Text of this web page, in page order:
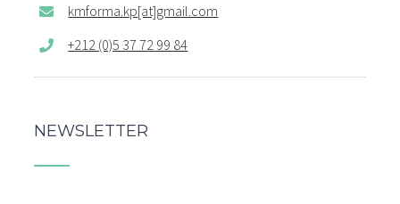
kmforma.kp[at]gmail.com
+212 (0)5 37 72 99 84
NEWSLETTER